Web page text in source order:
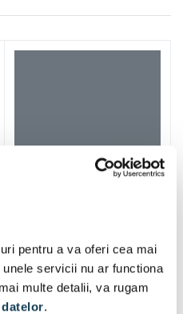
pentru a va oferi cea mai
servicii nu ar functiona
multe detalii, va rugam
.